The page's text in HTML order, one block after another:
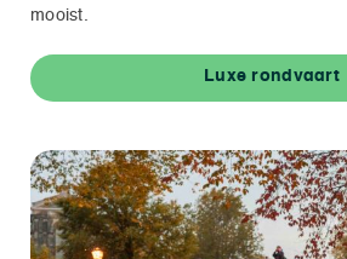
mooist.
Luxe rondvaart